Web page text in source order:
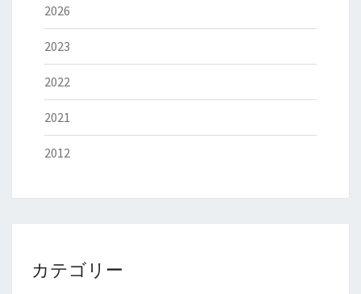
2026
2023
2022
2021
2012
カテゴリー